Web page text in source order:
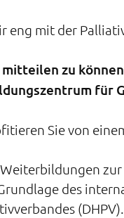
eng mit der
zu
für
Sie von
des